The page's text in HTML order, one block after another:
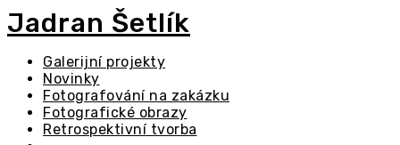
Jadran Šetlík
Galerijní projekty
Novinky
Fotografování na zakázku
Fotografické obrazy
Retrospektivní tvorba